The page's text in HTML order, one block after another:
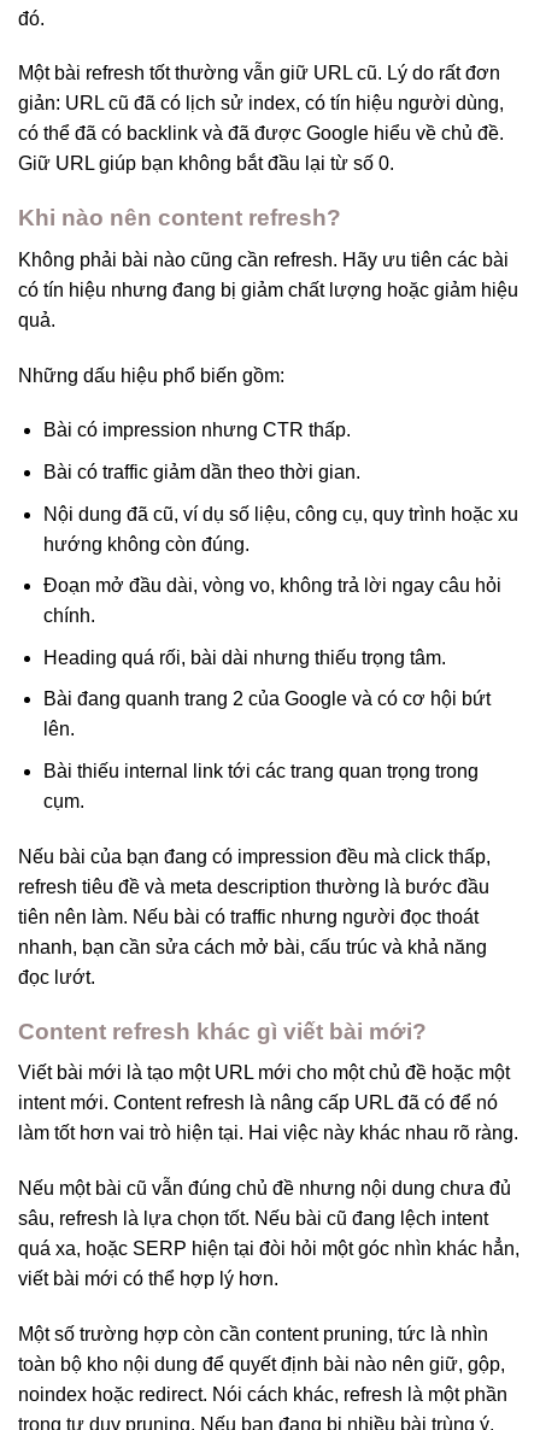
đó.
Một bài refresh tốt thường vẫn giữ URL cũ. Lý do rất đơn
giản: URL cũ đã có lịch sử index, có tín hiệu người dùng,
có thể đã có backlink và đã được Google hiểu về chủ đề.
Giữ URL giúp bạn không bắt đầu lại từ số 0.
Khi nào nên content refresh?
Không phải bài nào cũng cần refresh. Hãy ưu tiên các bài
có tín hiệu nhưng đang bị giảm chất lượng hoặc giảm hiệu
quả.
Những dấu hiệu phổ biến gồm:
Bài có impression nhưng CTR thấp.
Bài có traffic giảm dần theo thời gian.
Nội dung đã cũ, ví dụ số liệu, công cụ, quy trình hoặc xu
hướng không còn đúng.
Đoạn mở đầu dài, vòng vo, không trả lời ngay câu hỏi
chính.
Heading quá rối, bài dài nhưng thiếu trọng tâm.
Bài đang quanh trang 2 của Google và có cơ hội bứt
lên.
Bài thiếu internal link tới các trang quan trọng trong
cụm.
Nếu bài của bạn đang có impression đều mà click thấp,
refresh tiêu đề và meta description thường là bước đầu
tiên nên làm. Nếu bài có traffic nhưng người đọc thoát
nhanh, bạn cần sửa cách mở bài, cấu trúc và khả năng
đọc lướt.
Content refresh khác gì viết bài mới?
Viết bài mới là tạo một URL mới cho một chủ đề hoặc một
intent mới. Content refresh là nâng cấp URL đã có để nó
làm tốt hơn vai trò hiện tại. Hai việc này khác nhau rõ ràng.
Nếu một bài cũ vẫn đúng chủ đề nhưng nội dung chưa đủ
sâu, refresh là lựa chọn tốt. Nếu bài cũ đang lệch intent
quá xa, hoặc SERP hiện tại đòi hỏi một góc nhìn khác hẳn,
viết bài mới có thể hợp lý hơn.
Một số trường hợp còn cần content pruning, tức là nhìn
toàn bộ kho nội dung để quyết định bài nào nên giữ, gộp,
noindex hoặc redirect. Nói cách khác, refresh là một phần
trong tư duy pruning. Nếu bạn đang bị nhiều bài trùng ý,